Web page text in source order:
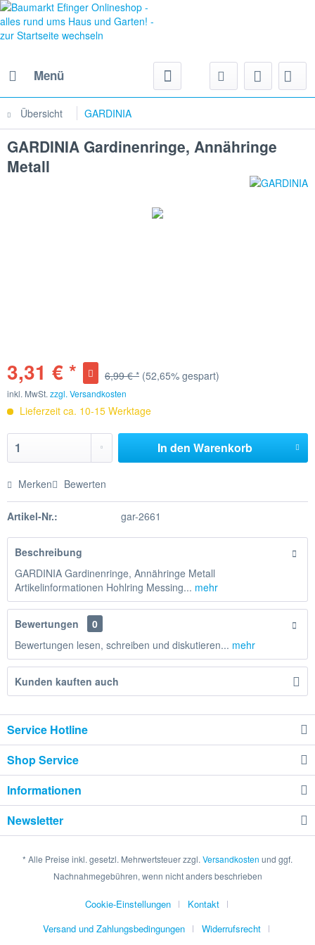
Menü
Übersicht GARDINIA
GARDINIA Gardinenringe, Annähringe
Metall
3,31 € * 6,99 € * (52,65% gespart)
inkl. MwSt. zzgl. Versandkosten
Lieferzeit ca. 10-15 Werktage
In den Warenkorb
Merken Bewerten
Artikel-Nr.: gar-2661
Beschreibung
GARDINIA Gardinenringe, Annähringe Metall
Artikelinformationen Hohlring Messing... mehr
Bewertungen
0
Bewertungen lesen, schreiben und diskutieren... mehr
Kunden kauften auch
Service Hotline
Shop Service
Informationen
Newsletter
* Alle Preise inkl. gesetzl. Mehrwertsteuer zzgl. Versandkosten und ggf.
Nachnahmegebühren, wenn nicht anders beschrieben
Cookie-Einstellungen
Kontakt
Versand und Zahlungsbedingungen
Widerrufsrecht